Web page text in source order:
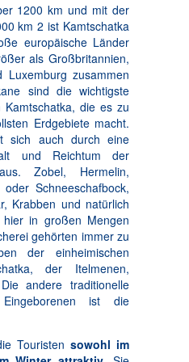
1200 km und mit der
km 2 ist Kamtschatka
europäische Länder
als Großbritannien,
Luxemburg zusammen
sind die wichtigste
Kamtschatka, die es zu
Erdgebiete macht.
sich auch durch eine
und Reichtum der
Zobel, Hermelin,
Schneeschafbock,
Krabben und natürlich
hier in großen Mengen
gehörten immer zu
der einheimischen
der Itelmenen,
andere traditionelle
ist die
Touristen sowohl im